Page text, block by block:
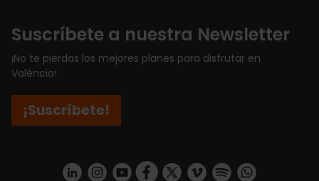
Suscríbete a nuestra Newsletter
¡No te pierdas los mejores planes para disfrutar en
València!
¡Suscríbete!
https://www.linkedin.com/company/turismo-valencia/mycompany/
https://www.instagram.com/visit_valencia/
https://www.youtube.com/user/
https://www.facebook.com/
https://twitter.com/
https://vimeo.com/
https://https://api.whatsapp.com/